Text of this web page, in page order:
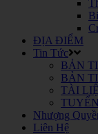
ĐỊA ĐIỂM
Tin Tức
BẢN
BẢN
TÀI
Nhượng
Liên Hệ